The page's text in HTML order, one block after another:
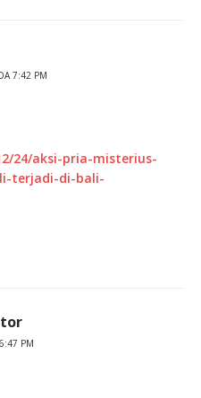
7:42 PM
24/aksi-pria-misterius-
terjadi-di-bali-
PM